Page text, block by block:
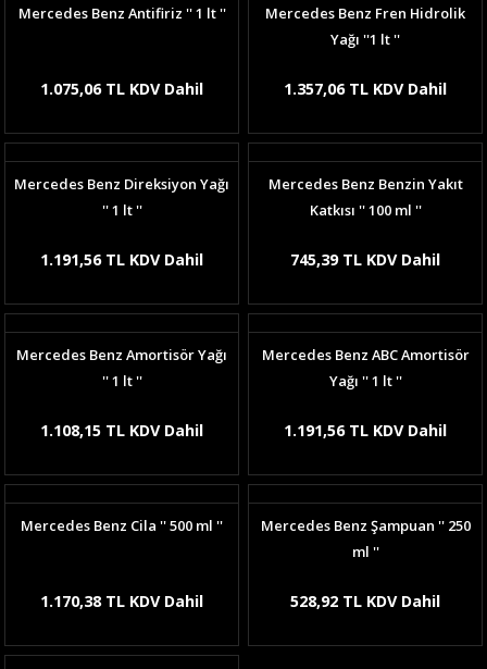
Mercedes Benz Antifiriz '' 1 lt ''
1.075,06 TL KDV Dahil
Mercedes Benz Fren Hidrolik
Yağı ''1 lt ''
1.357,06 TL KDV Dahil
Mercedes Benz Direksiyon Yağı
'' 1 lt ''
1.191,56 TL KDV Dahil
Mercedes Benz Benzin Yakıt
Katkısı '' 100 ml ''
745,39 TL KDV Dahil
Mercedes Benz Amortisör Yağı
'' 1 lt ''
1.108,15 TL KDV Dahil
Mercedes Benz ABC Amortisör
Yağı '' 1 lt ''
1.191,56 TL KDV Dahil
Mercedes Benz Cila '' 500 ml ''
1.170,38 TL KDV Dahil
Mercedes Benz Şampuan '' 250
ml ''
528,92 TL KDV Dahil